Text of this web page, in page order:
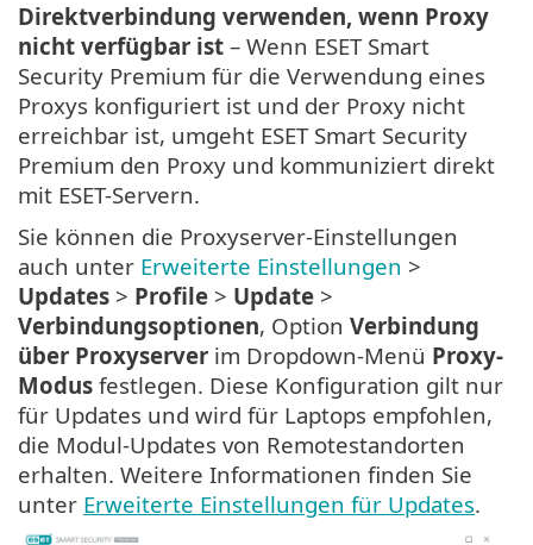
Direktverbindung verwenden, wenn Proxy
nicht verfügbar ist – Wenn ESET Smart
Security Premium für die Verwendung eines
Proxys konfiguriert ist und der Proxy nicht
erreichbar ist, umgeht ESET Smart Security
Premium den Proxy und kommuniziert direkt
mit ESET-Servern.
Sie können die Proxyserver-Einstellungen
auch unter Erweiterte Einstellungen >
Updates > Profile > Update >
Verbindungsoptionen, Option Verbindung
über Proxyserver im Dropdown-Menü Proxy-
Modus festlegen. Diese Konfiguration gilt nur
für Updates und wird für Laptops empfohlen,
die Modul-Updates von Remotestandorten
erhalten. Weitere Informationen finden Sie
unter Erweiterte Einstellungen für Updates.